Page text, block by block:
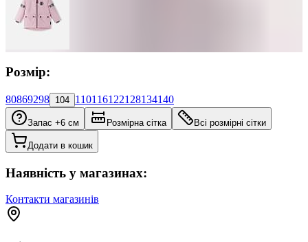
Розмір:
80869298 104 110116122128134140
Запас +6 см Розмірна сітка Всі розмірні сітки
Додати в кошик
Наявність у магазинах:
Контакти магазинів